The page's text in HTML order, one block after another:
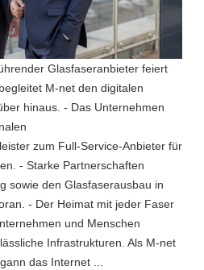
Glasfaseranbieter feiert
M-net den digitalen
hinaus. - Das Unternehmen
zum Full-Service-Anbieter für
- Starke Partnerschaften
sowie den Glasfaserausbau in
- Der Heimat mit jeder Faser
und Menschen
Infrastrukturen. Als M-net
das Internet ...